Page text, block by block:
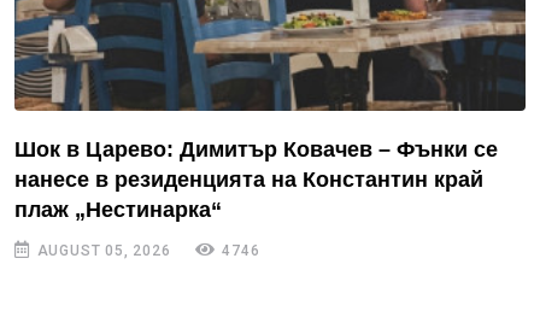
Шок в Царево: Димитър Ковачев – Фънки се
нанесе в резиденцията на Константин край
плаж „Нестинарка“
AUGUST 05, 2026 4746